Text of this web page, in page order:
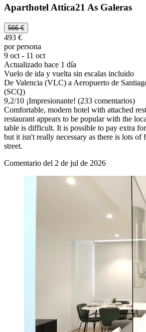
Aparthotel Attica21 As Galeras
566 €
493 €
por persona
9 oct - 11 oct
Actualizado hace 1 día
Vuelo de ida y vuelta sin escalas incluido
De Valencia (VLC) a Aeropuerto de
(SCQ)
9,2/10 ¡Impresionante! (233 comentarios)
Comfortable, modern hotel with attached
restaurant appears to be popular with the
table is difficult. It is possible to pay extra
but it isn't really necessary as there is lots of
street.
Comentario del 2 de jul de 2026